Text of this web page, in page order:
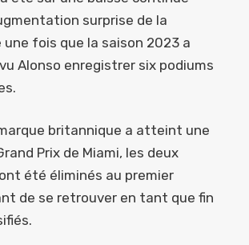
surprise de la
fois que la saison 2023 a
Alonso enregistrer six podiums
britannique a atteint une
Prix de Miami, les deux
été éliminés au premier
de se retrouver en tant que fin